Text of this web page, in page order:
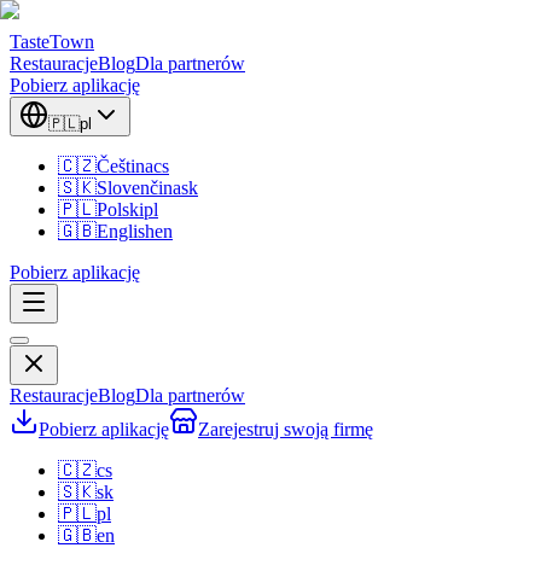
TasteTown
RestauracjeBlogDla partnerów
Pobierz aplikację
🇵🇱pl
🇨🇿Češtinacs
🇸🇰Slovenčinask
🇵🇱Polskipl
🇬🇧Englishen
Pobierz aplikację
RestauracjeBlogDla partnerów
Pobierz aplikację
Zarejestruj swoją firmę
🇨🇿cs
🇸🇰sk
🇵🇱pl
🇬🇧en